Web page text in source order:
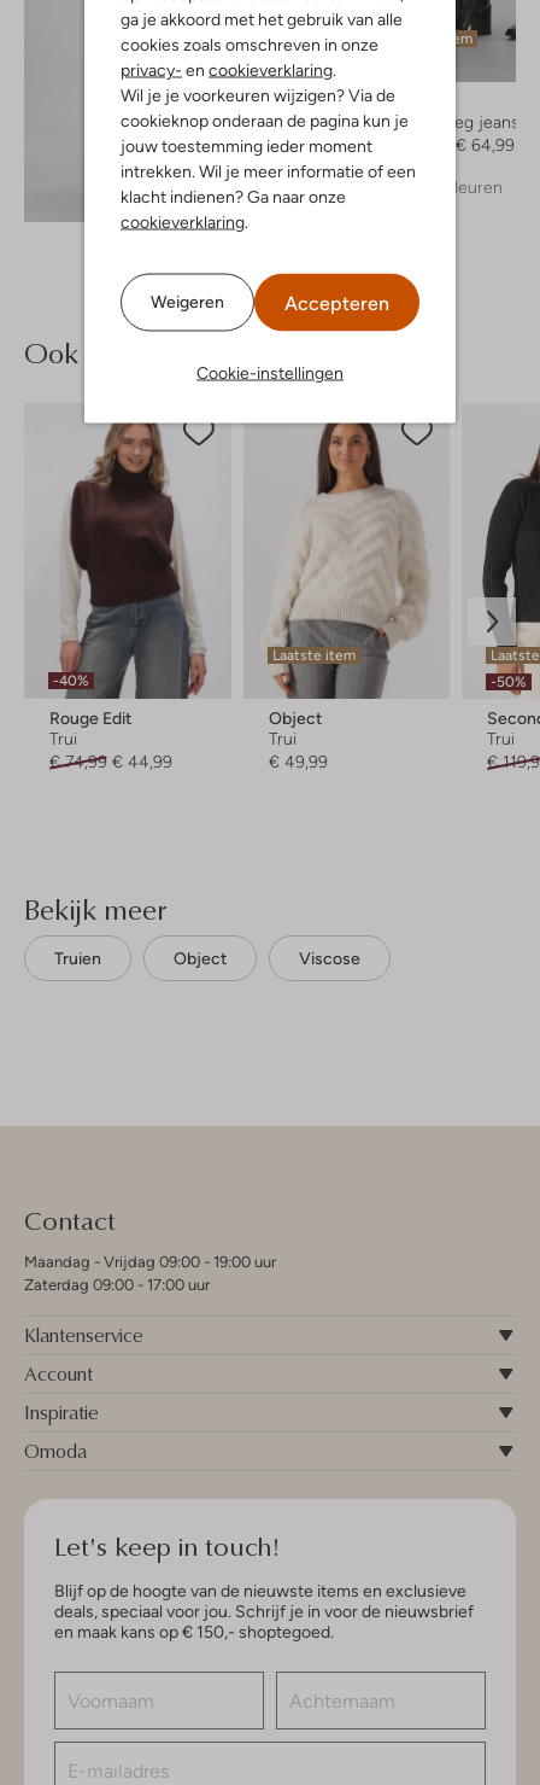
ga je akkoord met het gebruik van alle
cookies zoals omschreven in onze
privacy- en cookieverklaring
Wil je je voorkeuren wijzigen? Via de
cookieknop onderaan de pagina kun je
jouw toestemming ieder moment
intrekken. Wil je meer informatie of een
klacht indienen? Ga naar onze
cookieverklaring
Weigeren Accepteren
Cookie-instellingen
Ontdek de look
Laatste item
Replay
Straight leg jeans
€ 64,99
+ meer kleuren
Ook iets voor jou?
-40%
Rouge Edit
Trui
€ 74,99 € 44,99
Laatste item
Object
Trui
€ 49,99
-50%
Trui
€
Bekijk meer
Truien Object Viscose
Contact
Maandag - Vrijdag 09:00 - 19:00 uur
Zaterdag 09:00 - 17:00 uur
Klantenservice
Account
Inspiratie
Omoda
Let's keep in touch!
Blijf op de hoogte van de nieuwste items en exclusieve
deals, speciaal voor jou. Schrijf je in voor de nieuwsbrief
en maak kans op € 150,- shoptegoed.